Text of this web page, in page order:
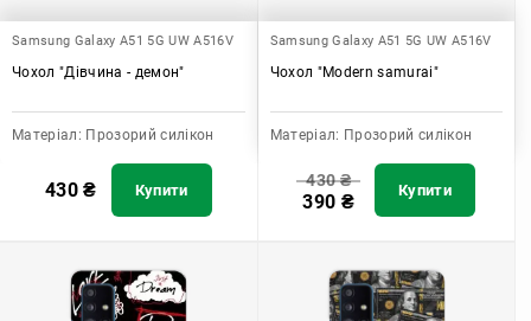
Samsung Galaxy A51 5G UW A516V
Чохол "Дівчина - демон"
Матеріал: Прозорий силікон
430₴ Купити
Samsung Galaxy A51 5G UW A516V
Чохол "Modern samurai"
Матеріал: Прозорий силікон
430₴
390 ₴ Купити